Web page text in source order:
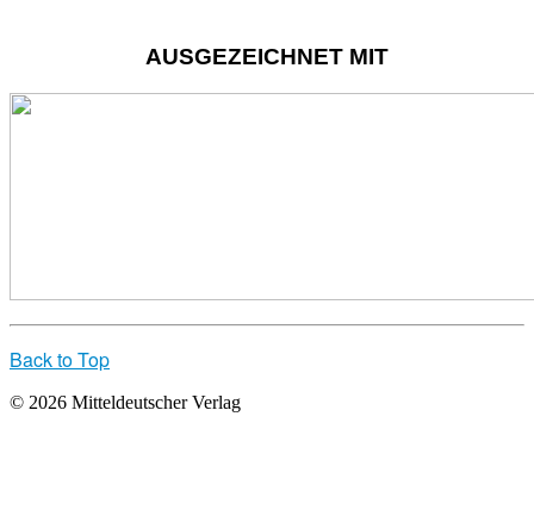
AUSGEZEICHNET MIT
Back to Top
© 2026 Mitteldeutscher Verlag